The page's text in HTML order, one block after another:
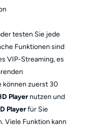
testen Sie jede
Funktionen sind
VIP-Streaming, es
können zuerst 30
Playernutzen und
Playerfür Sie
Viele Funktion kann